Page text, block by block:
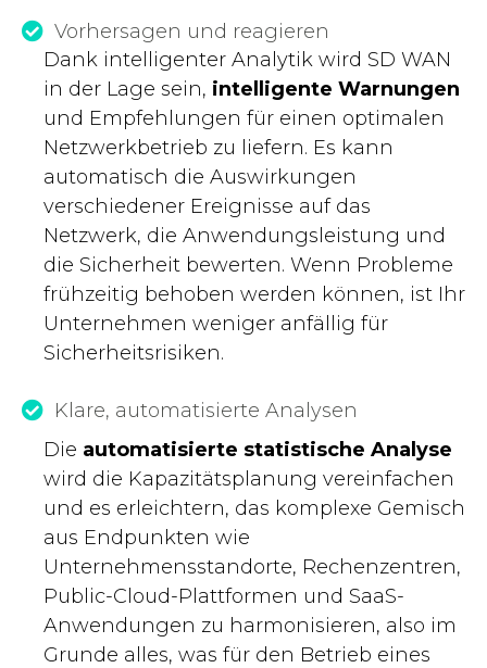
Vorhersagen und reagieren
Dank intelligenter Analytik wird SD WAN
in der Lage sein, intelligente Warnungen
und Empfehlungen für einen optimalen
Netzwerkbetrieb zu liefern. Es kann
automatisch die Auswirkungen
verschiedener Ereignisse auf das
Netzwerk, die Anwendungsleistung und
die Sicherheit bewerten. Wenn Probleme
frühzeitig behoben werden können, ist Ihr
Unternehmen weniger anfällig für
Sicherheitsrisiken.
Klare, automatisierte Analysen
Die automatisierte statistische Analyse
wird die Kapazitätsplanung vereinfachen
und es erleichtern, das komplexe Gemisch
aus Endpunkten wie
Unternehmensstandorte, Rechenzentren,
Public-Cloud-Plattformen und SaaS-
Anwendungen zu harmonisieren, also im
Grunde alles, was für den Betrieb eines